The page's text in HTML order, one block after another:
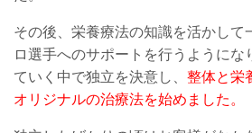
その後、栄養療法の知識を活かして
ロ選手へのサポートを行うようにな
ていく中で独立を決意し、 整体と栄
オリジナルの治療法を始めました。